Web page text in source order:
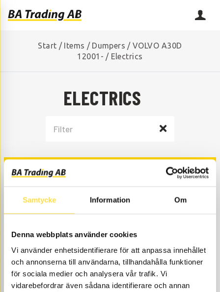
Samtycke Information Om
Denna webbplats använder cookies
Vi använder enhetsidentifierare för att anpassa innehållet
och annonserna till användarna, tillhandahålla funktioner
för sociala medier och analysera vår trafik. Vi
vidarebefordrar även sådana identifierare och annan
Start / Items / Dumpers / VOLVO A30D
12001- / Electrics
ELECTRICS
LIGHTING
ELECTRIC ARTICLES
GENERATOR
SENSOR